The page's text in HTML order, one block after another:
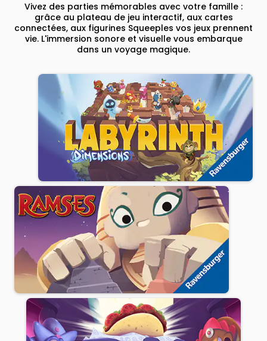
Vivez des parties mémorables avec votre famille :
grâce au plateau de jeu interactif, aux cartes
connectées, aux figurines Squeeples vos jeux prennent
vie. L'immersion sonore et visuelle vous embarque
dans un voyage magique.